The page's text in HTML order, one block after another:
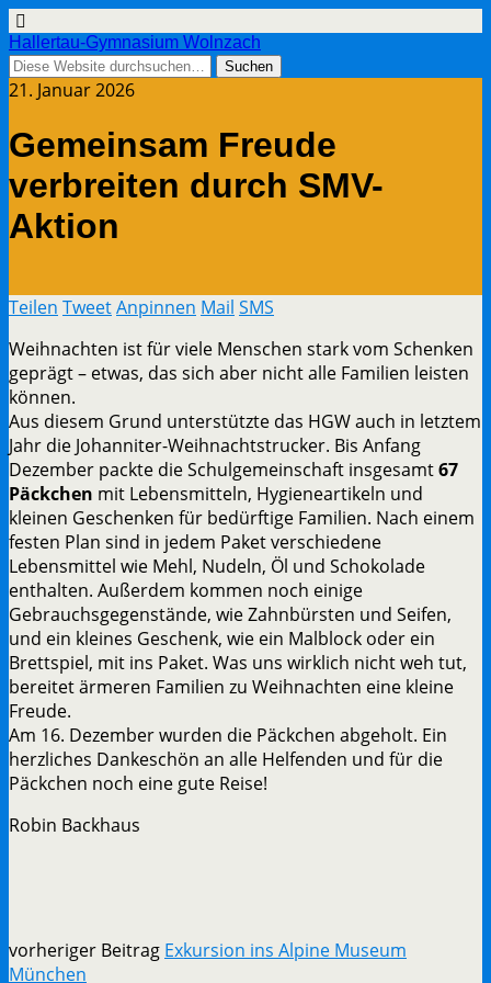
Hallertau-Gymnasium Wolnzach
21. Januar 2026
Gemeinsam Freude
verbreiten durch SMV-
Aktion
Teilen TweetAnpinnen Mail SMS
Weihnachten ist für viele Menschen stark vom Schenken
geprägt – etwas, das sich aber nicht alle Familien leisten
können.
Aus diesem Grund unterstützte das HGW auch in letztem
Jahr die Johanniter-Weihnachtstrucker. Bis Anfang
Dezember packte die Schulgemeinschaft insgesamt67
Päckchen mit Lebensmitteln, Hygieneartikeln und
kleinen Geschenken für bedürftige Familien. Nach einem
festen Plan sind in jedem Paket verschiedene
Lebensmittel wie Mehl, Nudeln, Öl und Schokolade
enthalten. Außerdem kommen noch einige
Gebrauchsgegenstände, wie Zahnbürsten und Seifen,
und ein kleines Geschenk, wie ein Malblock oder ein
Brettspiel, mit ins Paket. Was uns wirklich nicht weh tut,
bereitet ärmeren Familien zu Weihnachten eine kleine
Freude.
Am 16. Dezember wurden die Päckchen abgeholt. Ein
herzliches Dankeschön an alle Helfenden und für die
Päckchen noch eine gute Reise!
Robin Backhaus
vorheriger Beitrag Exkursion ins Alpine Museum
München